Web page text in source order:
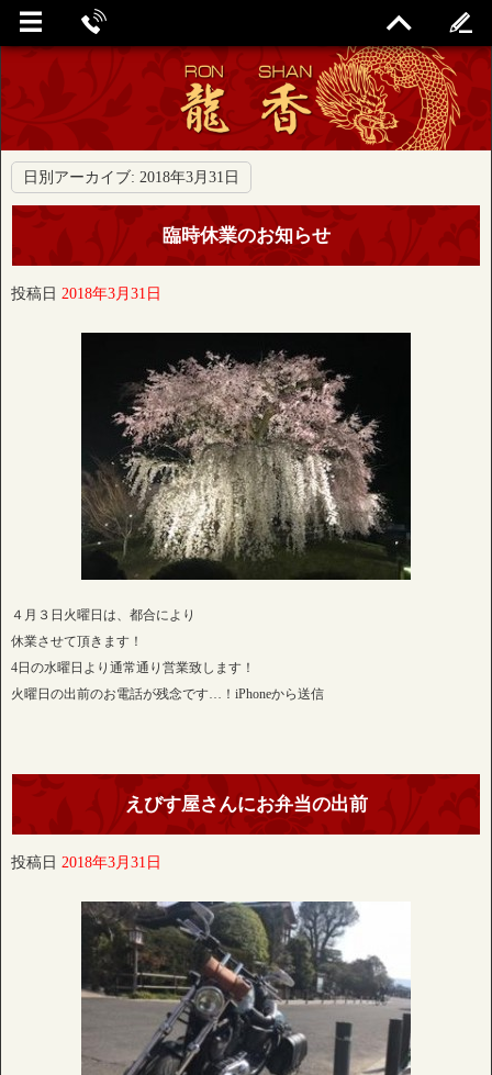
日別アーカイブ: 2018年3月31日
臨時休業のお知らせ
投稿日 2018年3月31日
４月３日火曜日は、都合により
休業させて頂きます！
4日の水曜日より通常通り営業致します！
火曜日の出前のお電話が残念です…！iPhoneから送信
えびす屋さんにお弁当の出前
投稿日 2018年3月31日